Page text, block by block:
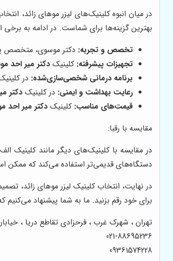
در میان انبوه کلینیک‌های لیزر موهای زائد،
بهترین گزینه‌ها برای شماست. در ادامه به برخی
تخصص و تجربه: دکتر موسوی، متخصص
تجهیزات پیشرفته: کلینیک دکتر میر احد
برنامه درمانی شخصی‌سازی‌شده: در
رعایت بهداشت و ایمنی: در کلینیک دکتر
قیمت‌های مناسب: کلینیک دکتر میر احد
مقایسه با رقبا:
در مقایسه با کلینیک‌های دیگر مانند کلینیک
دستگاه‌های قدیمی‌تر استفاده می‌کند که ممکن
در نهایت، انتخاب کلینیک لیزر موهای زائد،
برای خود رقم بزنید. ما به شما پیشنهاد می‌کنیم
تهران ، شهرک غرب ، فرحزادی تقاطع دریا ، خیابان نورانی ، پلاک 26
021-88695236
09361574228